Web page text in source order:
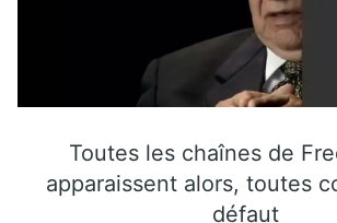
Toutes les chaînes de
apparaissent alors, toutes
défaut